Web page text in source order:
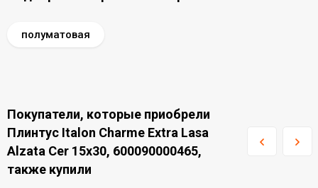
полуматовая
Покупатели, которые приобрели
Плинтус Italon Charme Extra Lasa
Alzata Cer 15x30, 600090000465,
также купили